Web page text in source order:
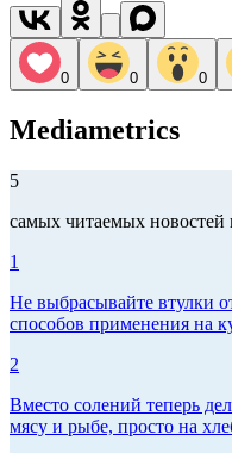
0 0 0
Mediametrics
5
самых читаемых новостей
1
Не выбрасывайте втулки
способов применения на
2
Вместо солений теперь
мясу и рыбе, просто на